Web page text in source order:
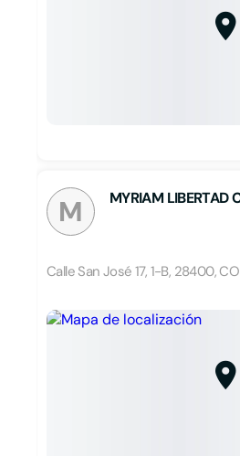
M MYRIAM LIBERTAD
Calle San José 17, 1-B, 28400,